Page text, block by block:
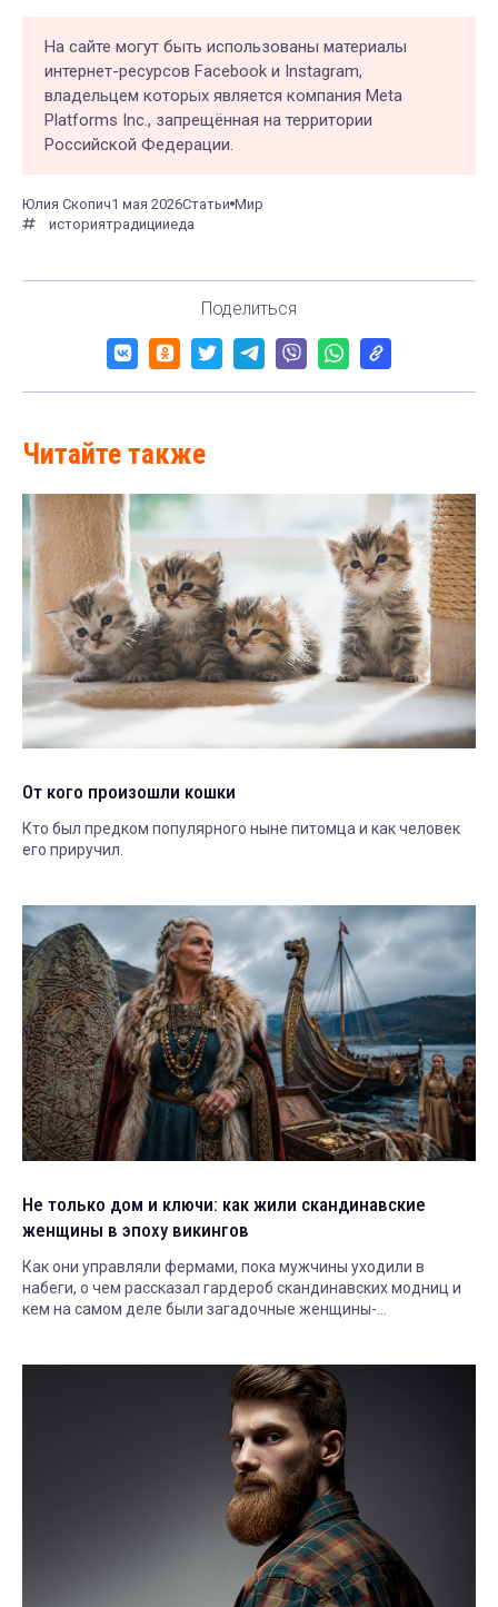
На сайте могут быть использованы материалы
интернет-ресурсов Facebook и Instagram,
владельцем которых является компания Meta
Platforms Inc., запрещённая на территории
Российской Федерации.
Юлия Скопич1 мая 2026Статьи Мир
историятрадицииеда
Поделиться
Читайте также
От кого произошли кошки
Кто был предком популярного ныне питомца и как человек
его приручил.
Не только дом и ключи: как жили скандинавские
женщины в эпоху викингов
Как они управляли фермами, пока мужчины уходили в
набеги, о чем рассказал гардероб скандинавских модниц и
кем на самом деле были загадочные женщины-